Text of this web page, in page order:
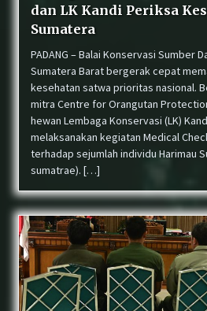
Lemas di Dekat
Konflik Satwa di
Masuk Perkebunan,
Penghalauan
BKSDA dan COP
Klarifikasi &
Ilegal di TWA
Sikek
dan LK Kandi Periksa
Sumatera
PADANG – Balai Konservasi Sumber
Sumatera Barat bergerak cepat
kesehatan satwa prioritas nasional.
mitra Centre for Orangutan
hewan Lembaga Konservasi (LK)
melaksanakan kegiatan Medical
terhadap sejumlah individu Harimau
sumatrae). […]